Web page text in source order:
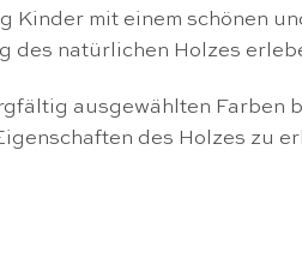
mit einem schönen
des natürlichen Holzes
ausgewählten Farben
des Holzes zu